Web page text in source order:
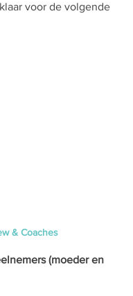
voor de volgende
& Coaches
(moeder en